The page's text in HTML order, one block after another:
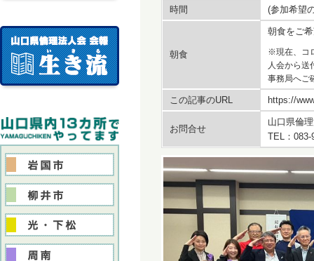
時間 (参加希望
朝食
朝食をご
※現在、コ
人会から送
事務局へご
この記事のURL https://
お問合せ
山口県倫
TEL：